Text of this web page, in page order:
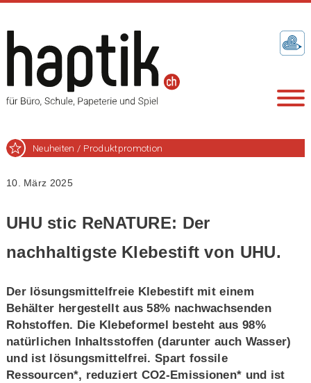
Neuheiten / Produktpromotion
10. März 2025
UHU stic ReNATURE: Der
nachhaltigste Klebestift von UHU.
Der lösungsmittelfreie Klebestift mit einem
Behälter hergestellt aus 58% nachwachsenden
Rohstoffen. Die Klebeformel besteht aus 98%
natürlichen Inhaltsstoffen (darunter auch Wasser)
und ist lösungsmittelfrei. Spart fossile
Ressourcen*, reduziert CO2-Emissionen* und ist